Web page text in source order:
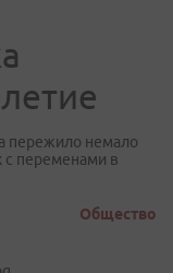
пережило немало
с переменами в
Общество